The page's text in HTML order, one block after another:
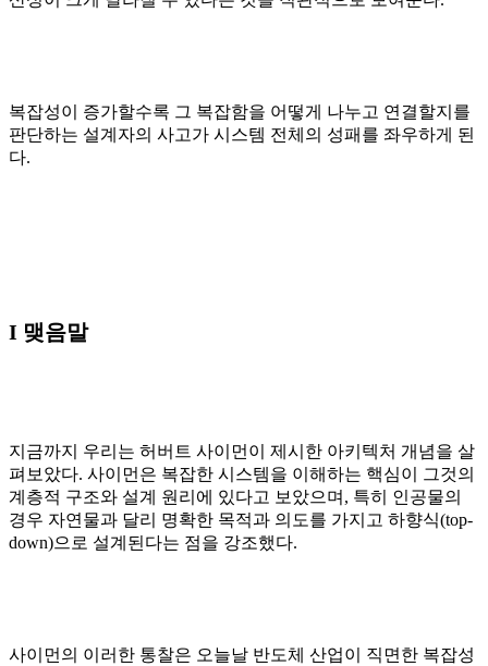
복잡성이 증가할수록 그 복잡함을 어떻게 나누고 연결할지를
판단하는 설계자의 사고가 시스템 전체의 성패를 좌우하게 된
다.
I 맺음말
지금까지 우리는 허버트 사이먼이 제시한 아키텍처 개념을 살
펴보았다. 사이먼은 복잡한 시스템을 이해하는 핵심이 그것의
계층적 구조와 설계 원리에 있다고 보았으며, 특히 인공물의
경우 자연물과 달리 명확한 목적과 의도를 가지고 하향식(top-
down)으로 설계된다는 점을 강조했다.
사이먼의 이러한 통찰은 오늘날 반도체 산업이 직면한 복잡성